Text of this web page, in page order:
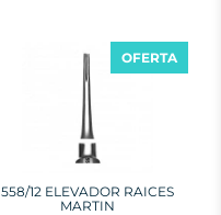
558/12 ELEVADOR RAICES
MARTIN
OFERTA